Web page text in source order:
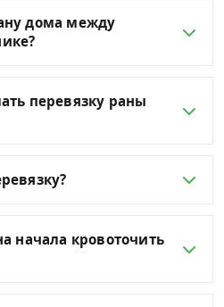
дома между
перевязку раны
начала кровоточить